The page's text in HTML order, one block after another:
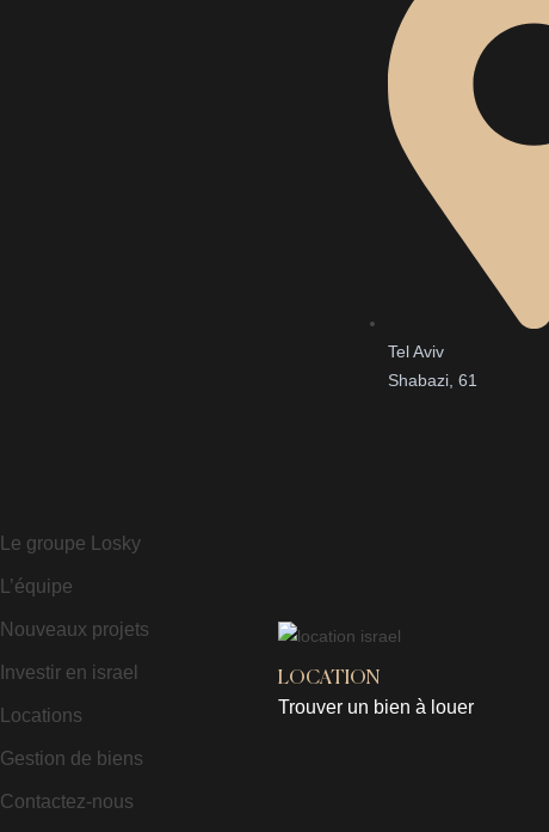
Tel Aviv
Shabazi, 61
Le groupe Losky
L’équipe
Nouveaux projets
Investir en israel
Locations
Gestion de biens
Contactez-nous
LOCATION
Trouver un bien à louer